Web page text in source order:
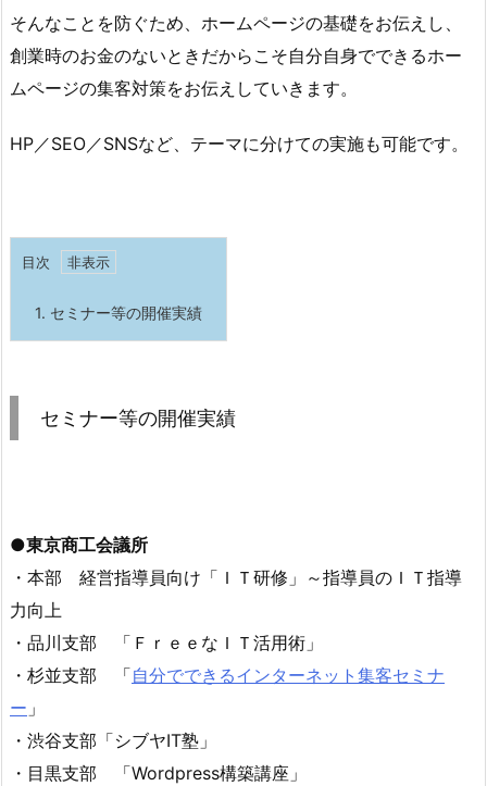
そんなことを防ぐため、ホームページの基礎をお伝えし、
創業時のお金のないときだからこそ自分自身でできるホー
ムページの集客対策をお伝えしていきます。
HP／SEO／SNSなど、テーマに分けての実施も可能です。
目次
1. セミナー等の開催実績
セミナー等の開催実績
●東京商工会議所
・本部 経営指導員向け「ＩＴ研修」～指導員のＩＴ指導
力向上
・品川支部 「ＦｒｅｅなＩＴ活用術」
・杉並支部 「自分でできるインターネット集客セミナ
ー 」
・渋谷支部「シブヤIT塾」
・目黒支部 「Wordpress構築講座」